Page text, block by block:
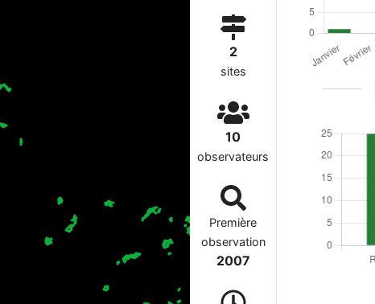
2
sites
10
observateurs
Première
observation
2007